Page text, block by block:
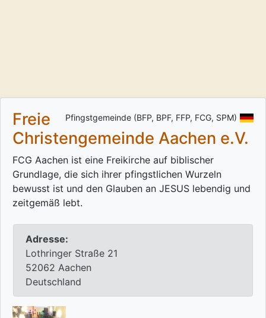
Pfingstgemeinde (BFP, BPF, FFP, FCG, SPM)
Freie
Christengemeinde Aachen e.V.
FCG Aachen ist eine Freikirche auf biblischer
Grundlage, die sich ihrer pfingstlichen Wurzeln
bewusst ist und den Glauben an JESUS lebendig und
zeitgemäß lebt.
Adresse:
Lothringer Straße 21
52062 Aachen
Deutschland